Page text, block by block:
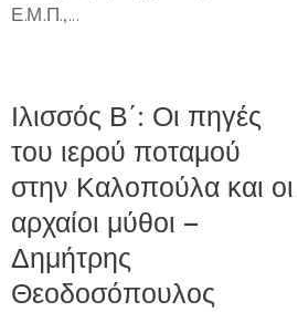
Ε.Μ.Π.,...
Ιλισσός Β΄: Οι πηγές
του ιερού ποταμού
στην Καλοπούλα και οι
αρχαίοι μύθοι –
Δημήτρης
Θεοδοσόπουλος